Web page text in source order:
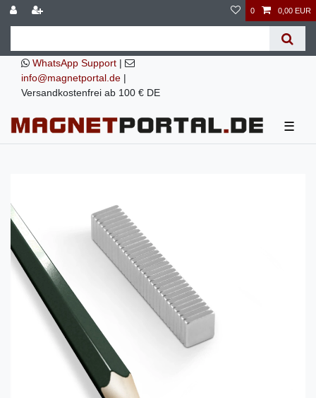
0 0,00 EUR
WhatsApp Support |
info@magnetportal.de |
Versandkostenfrei ab 100 € DE
☰